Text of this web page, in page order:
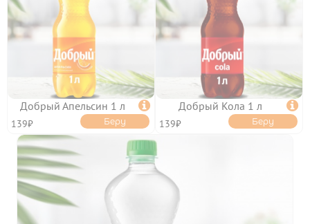
ОТЗЫВЫ
КОНТАКТЫ
ЛИЧНЫЙ КАБИНЕТ
АКЦИИ
Добрый Апельсин 1 л 
139₽ Беру
Добрый Кола 1 л 
139₽ Беру